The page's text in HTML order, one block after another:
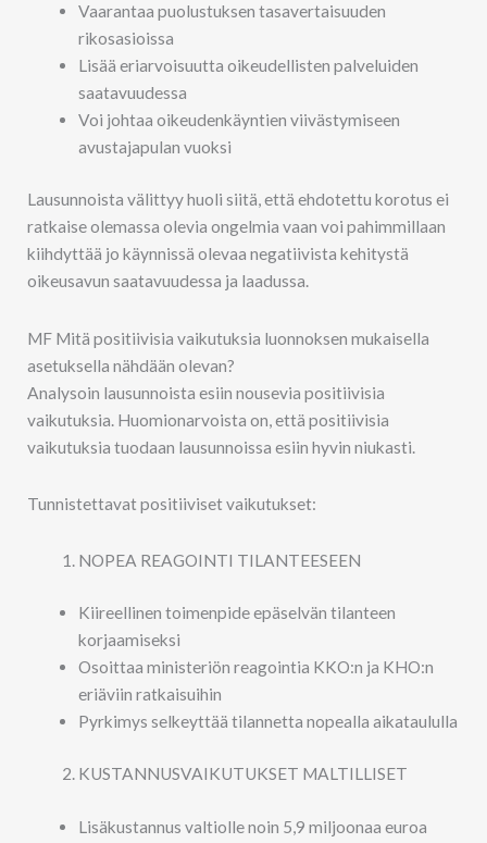
Vaarantaa puolustuksen tasavertaisuuden
rikosasioissa
Lisää eriarvoisuutta oikeudellisten palveluiden
saatavuudessa
Voi johtaa oikeudenkäyntien viivästymiseen
avustajapulan vuoksi
Lausunnoista välittyy huoli siitä, että ehdotettu korotus ei
ratkaise olemassa olevia ongelmia vaan voi pahimmillaan
kiihdyttää jo käynnissä olevaa negatiivista kehitystä
oikeusavun saatavuudessa ja laadussa.
MF Mitä positiivisia vaikutuksia luonnoksen mukaisella
asetuksella nähdään olevan?
Analysoin lausunnoista esiin nousevia positiivisia
vaikutuksia. Huomionarvoista on, että positiivisia
vaikutuksia tuodaan lausunnoissa esiin hyvin niukasti.
Tunnistettavat positiiviset vaikutukset:
NOPEA REAGOINTI TILANTEESEEN
Kiireellinen toimenpide epäselvän tilanteen
korjaamiseksi
Osoittaa ministeriön reagointia KKO:n ja KHO:n
eriäviin ratkaisuihin
Pyrkimys selkeyttää tilannetta nopealla aikataululla
KUSTANNUSVAIKUTUKSET MALTILLISET
Lisäkustannus valtiolle noin 5,9 miljoonaa euroa